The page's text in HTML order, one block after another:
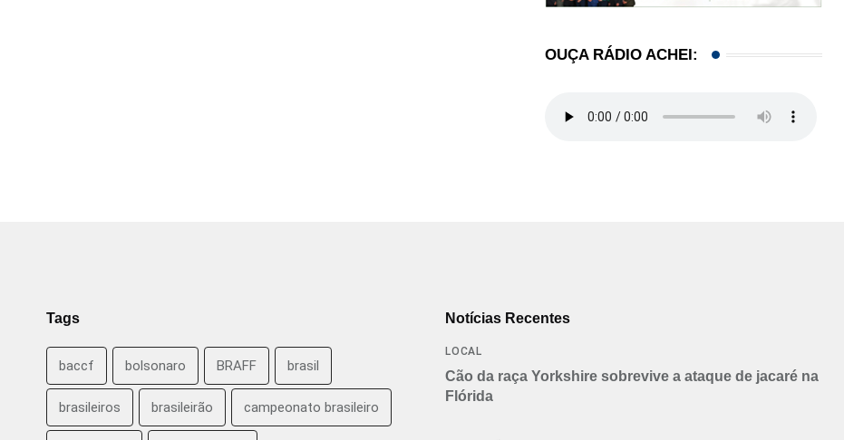
OUÇA RÁDIO ACHEI:
Tags
baccf bolsonaro BRAFF brasil
brasileiros brasileirão campeonato brasileiro
Notícias Recentes
LOCAL
Cão da raça Yorkshire sobrevive a ataque de jacaré na
Flórida